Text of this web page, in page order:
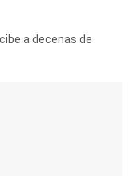
a decenas de